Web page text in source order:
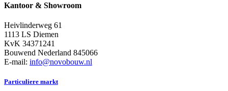
Kantoor & Showroom
Heivlinderweg 61
1113 LS Diemen
KvK 34371241
Bouwend Nederland 845066
E-mail: info@novobouw.nl
Particuliere markt